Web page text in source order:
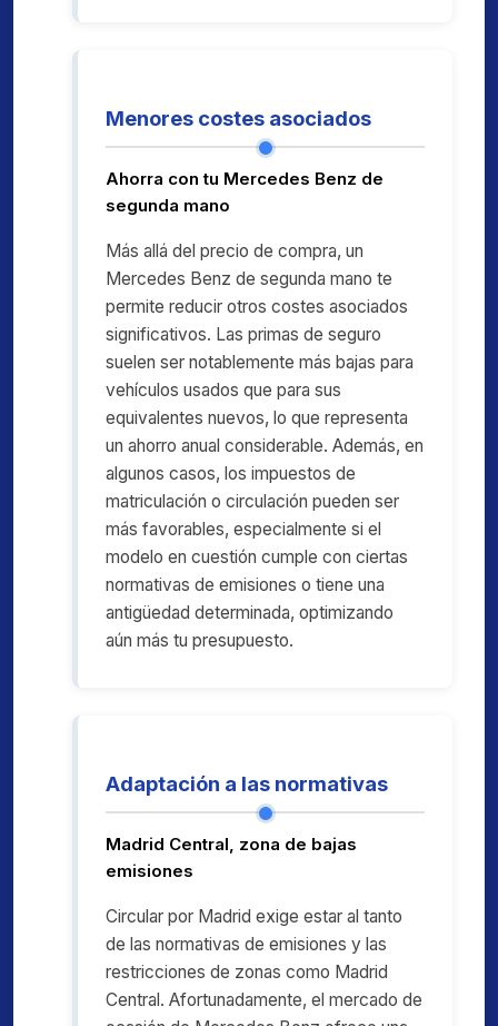
Menores costes asociados
Ahorra con tu Mercedes Benz de
segunda mano
Más allá del precio de compra, un
Mercedes Benz de segunda mano te
permite reducir otros costes asociados
significativos. Las primas de seguro
suelen ser notablemente más bajas para
vehículos usados que para sus
equivalentes nuevos, lo que representa
un ahorro anual considerable. Además, en
algunos casos, los impuestos de
matriculación o circulación pueden ser
más favorables, especialmente si el
modelo en cuestión cumple con ciertas
normativas de emisiones o tiene una
antigüedad determinada, optimizando
aún más tu presupuesto.
Adaptación a las normativas
Madrid Central, zona de bajas
emisiones
Circular por Madrid exige estar al tanto
de las normativas de emisiones y las
restricciones de zonas como Madrid
Central. Afortunadamente, el mercado de